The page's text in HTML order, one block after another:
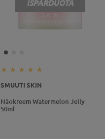
IŠPARDUOTA
SMUUTI SKIN
Näokreem Watermelon Jelly
50ml